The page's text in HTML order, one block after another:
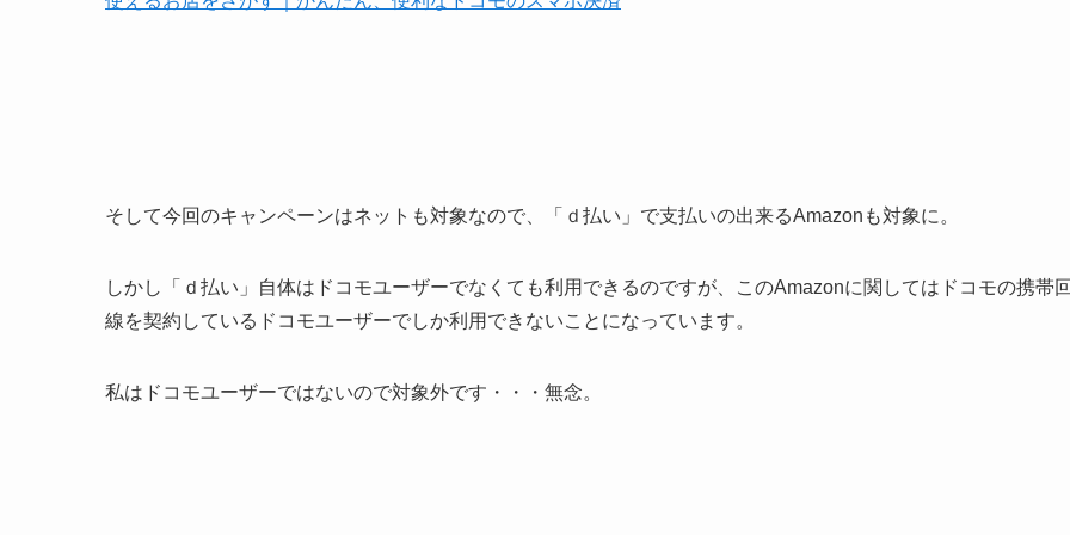
そして今回のキャンペーンはネットも対象なので、「ｄ払い」で支払いの出来るAmazonも対象に。
しかし「ｄ払い」自体はドコモユーザーでなくても利用できるのですが、このAmazonに関してはドコモの携帯
線を契約しているドコモユーザーでしか利用できないことになっています。
私はドコモユーザーではないので対象外です・・・無念。